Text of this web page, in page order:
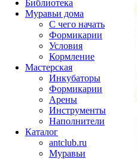
Библиотека
Муравьи дома
С чего начать
Формикарии
Условия
Кормление
Мастерская
Инкубаторы
Формикарии
Арены
Инструменты
Наполнители
Каталог
antclub.ru
Муравьи